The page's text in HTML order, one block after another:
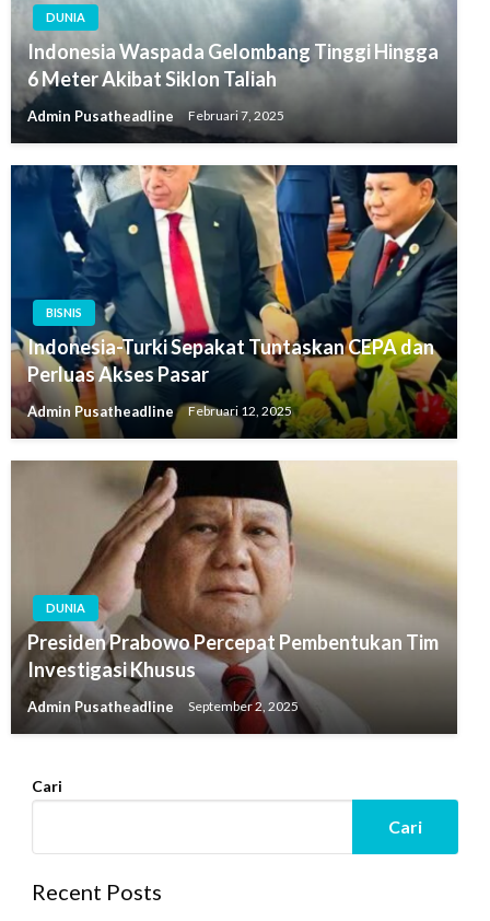
DUNIA
Indonesia Waspada Gelombang Tinggi Hingga
6 Meter Akibat Siklon Taliah
Admin Pusatheadline Februari 7, 2025
BISNIS
Indonesia-Turki Sepakat Tuntaskan CEPA dan
Perluas Akses Pasar
Admin Pusatheadline Februari 12, 2025
DUNIA
Presiden Prabowo Percepat Pembentukan Tim
Investigasi Khusus
Admin Pusatheadline September 2, 2025
Cari
Cari
Recent Posts